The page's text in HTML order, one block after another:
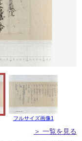
フルサイズ画像1
＞ 一覧を見る